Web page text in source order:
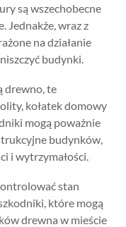
są wszechobecne
Jednakże, wraz z
na działanie
budynki.
drewno, te
kołatek domowy
mogą poważnie
budynków,
i wytrzymałości.
stan
które mogą
drewna w mieście